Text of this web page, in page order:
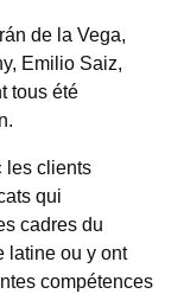
de la Vega,
Emilio Saiz,
tous été
les clients
qui
cadres du
latine ou y ont
compétences